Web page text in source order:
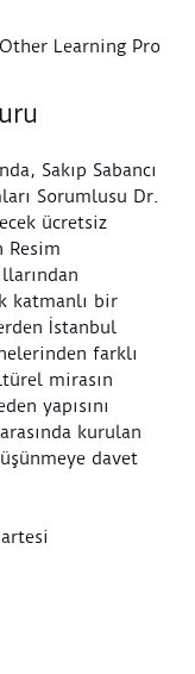
Other Learning
Sakıp Sabancı
Sorumlusu Dr.
ücretsiz
katmanlı bir
İstanbul
farklı
mirasın
yapısını
kurulan
davet